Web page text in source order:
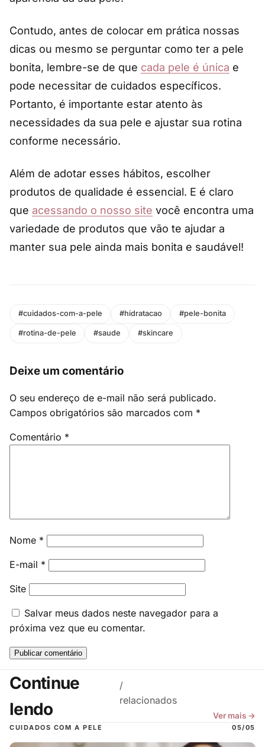
Contudo, antes de colocar em prática nossas
dicas ou mesmo se perguntar como ter a pele
bonita, lembre-se de que cada pele é única e
pode necessitar de cuidados específicos.
Portanto, é importante estar atento às
necessidades da sua pele e ajustar sua rotina
conforme necessário.
Além de adotar esses hábitos, escolher
produtos de qualidade é essencial. E é claro
que acessando o nosso site você encontra uma
variedade de produtos que vão te ajudar a
manter sua pele ainda mais bonita e saudável!
#cuidados-com-a-pele #hidratacao #pele-bonita
#rotina-de-pele #saude #skincare
Deixe um comentário
O seu endereço de e-mail não será publicado.
Campos obrigatórios são marcados com *
Comentário *
Nome *
E-mail *
Site
Salvar meus dados neste navegador para a
próxima vez que eu comentar.
Continue
lendo
/
relacionados
Ver mais →
CUIDADOS COM A PELE 05/05